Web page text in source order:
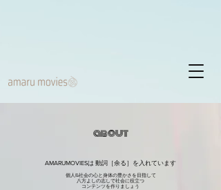
about
AMARUMOVIESは 動詞［余る］を入れています​​
個人&社会の心と身体の豊かさを目指して
八方よしの志しで社会に役立つ
コンテンツを作りましょう